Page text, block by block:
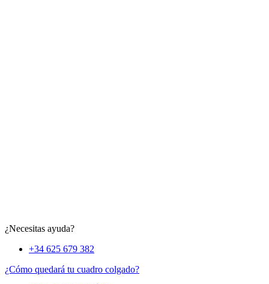
¿Necesitas ayuda?
+34 625 679 382
¿Cómo quedará tu cuadro colgado?